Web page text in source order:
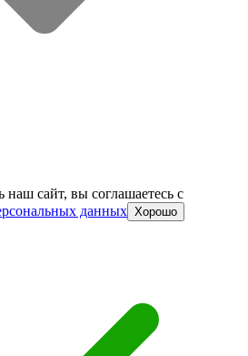
наш сайт, вы соглашаетесь c
данных Хорошо